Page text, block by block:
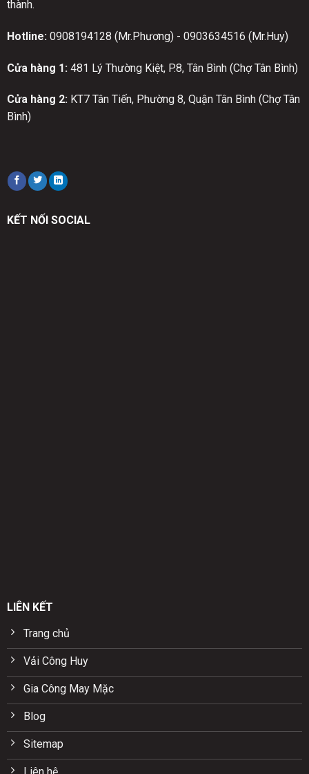
thành.
Hotline: 0908194128 (Mr.Phương) - 0903634516 (Mr.Huy)
Cửa hàng 1: 481 Lý Thường Kiệt, P.8, Tân Bình (Chợ Tân Bình)
Cửa hàng 2:KT7 Tân Tiến, Phường 8, Quận Tân Bình (Chợ Tân
Bình)
LIÊN KẾT
Trang chủ
Vải Công Huy
Gia Công May Mặc
Blog
Sitemap
KẾT NỐI SOCIAL